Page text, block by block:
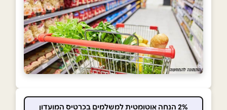
2% הנחה אוטומטית למשלמים בכרטיס המועדון